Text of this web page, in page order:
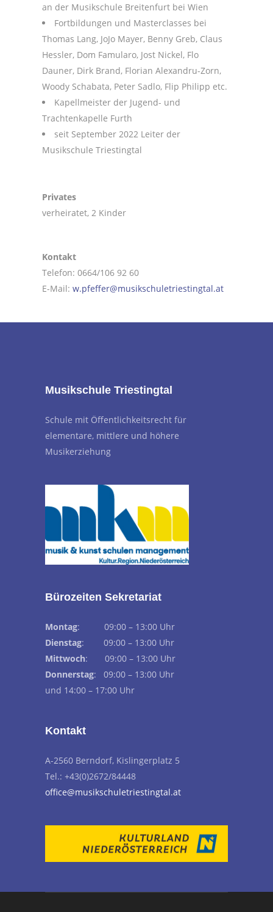
an der Musikschule Breitenfurt bei Wien
Fortbildungen und Masterclasses bei
Thomas Lang, JoJo Mayer, Benny Greb, Claus
Hessler, Dom Famularo, Jost Nickel, Flo
Dauner, Dirk Brand, Florian Alexandru-Zorn,
Woody Schabata, Peter Sadlo, Flip Philipp etc.
Kapellmeister der Jugend- und
Trachtenkapelle Furth
seit September 2022 Leiter der
Musikschule Triestingtal
Privates
verheiratet, 2 Kinder
Kontakt
Telefon: 0664/106 92 60
E-Mail: w.pfeffer@musikschuletriestingtal.at
Musikschule Triestingtal
Schule mit Öffentlichkeitsrecht für
elementare, mittlere und höhere
Musikerziehung
Bürozeiten Sekretariat
Montag: 09:00 – 13:00 Uhr
Dienstag: 09:00 – 13:00 Uhr
Mittwoch: 09:00 – 13:00 Uhr
Donnerstag: 09:00 – 13:00 Uhr
und 14:00 – 17:00 Uhr
Kontakt
A-2560 Berndorf, Kislingerplatz 5
Tel.: +43(0)2672/84448
office@musikschuletriestingtal.at